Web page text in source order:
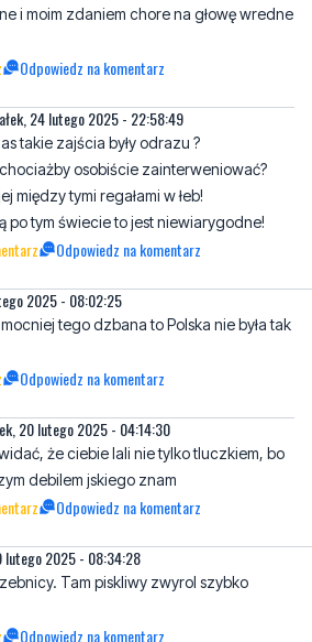
takie zajścia były odrazu ?
między tymi regałami w łeb!
po tym świecie to jest niewiarygodne!
Odpowiedz na komentarz
2025 - 08:02:25
tego dzbana to Polska nie była tak
Odpowiedz na komentarz
20 lutego 2025 - 04:14:30
że ciebie lali nie tylko tluczkiem, bo
Odpowiedz na komentarz
lutego 2025 - 08:34:28
Tam piskliwy zwyrol szybko
Odpowiedz na komentarz
byśmy uważali na nasze dzieci